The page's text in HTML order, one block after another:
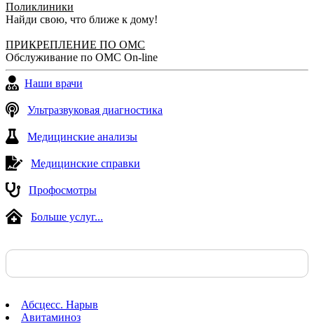
Поликлиники
Найди свою, что ближе к дому!
ПРИКРЕПЛЕНИЕ ПО ОМС
Обслуживание по ОМС On-line
Наши врачи
Ультразвуковая диагностика
Медицинские анализы
Медицинские справки
Профосмотры
Больше услуг...
Абсцесс. Нарыв
Авитаминоз